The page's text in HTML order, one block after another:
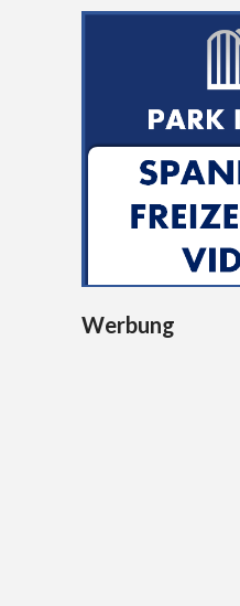
Werbung